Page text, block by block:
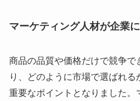
マーケティング人材が企業
商品の品質や価格だけで競争で
り、どのように市場で選ばれる
重要なポイントとなりました。